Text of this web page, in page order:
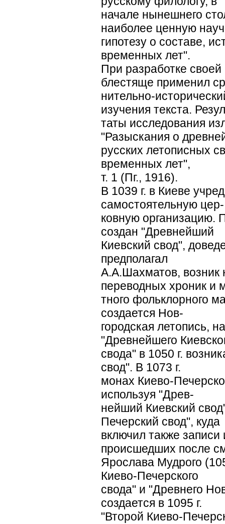
начале нынешнего
наиболее ценную
гипотезу о составе,
временных лет".
При разработке
блестяще применил
нительно-
изучения текста.
таты исследования
"Разыскания о
русских летописных
временных лет",
т. 1 (Пг., 1916).
В 1039 г. в Киеве
самостоятельную цер-
ковную организацию.
создан "Древнейший
Киевский свод",
предполагал
А.А.Шахматов, возник
переводных хроник и
тного фольклорного
создается Нов-
городская летопись,
"Древнейшего
свода" в 1050 г.
свод". В 1073 г.
монах Киево-
используя "Древ-
нейший Киевский
Печерский свод", куда
включил также
происшедших после
Ярослава Мудрого
Киево-Печерского
свода" и "Древнего
создается в 1095 г.
"Второй Киево-